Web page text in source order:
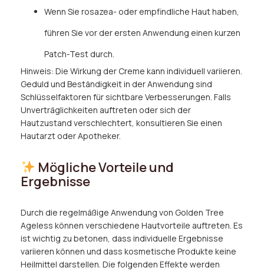
Wenn Sie rosazea- oder empfindliche Haut haben,
führen Sie vor der ersten Anwendung einen kurzen
Patch-Test durch.
Hinweis: Die Wirkung der Creme kann individuell variieren.
Geduld und Beständigkeit in der Anwendung sind
Schlüsselfaktoren für sichtbare Verbesserungen. Falls
Unverträglichkeiten auftreten oder sich der
Hautzustand verschlechtert, konsultieren Sie einen
Hautarzt oder Apotheker.
Mögliche Vorteile und
Ergebnisse
Durch die regelmäßige Anwendung von Golden Tree
Ageless können verschiedene Hautvorteile auftreten. Es
ist wichtig zu betonen, dass individuelle Ergebnisse
variieren können und dass kosmetische Produkte keine
Heilmittel darstellen. Die folgenden Effekte werden